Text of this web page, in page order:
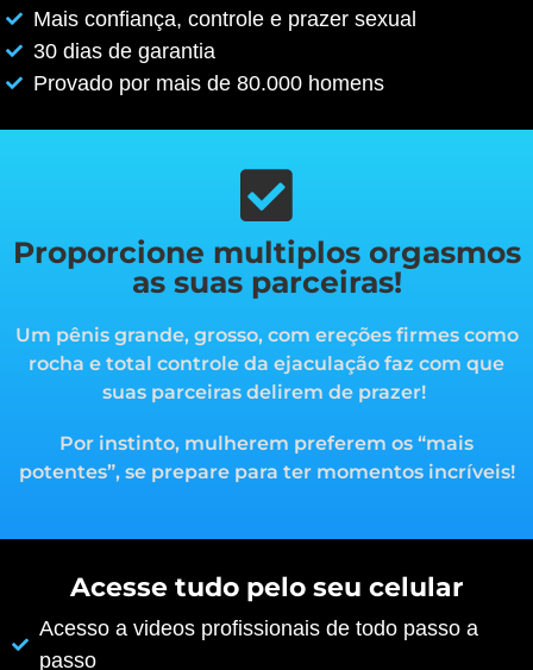
Mais confiança, controle e prazer sexual
30 dias de garantia
Provado por mais de 80.000 homens
Proporcione multiplos orgasmos
as suas parceiras!
Um pênis grande, grosso, com ereções firmes como
rocha e total controle da ejaculação faz com que
suas parceiras delirem de prazer!
Por instinto, mulherem preferem os “mais
potentes”, se prepare para ter momentos incríveis!
Acesse tudo pelo seu celular
Acesso a videos profissionais de todo passo a
passo